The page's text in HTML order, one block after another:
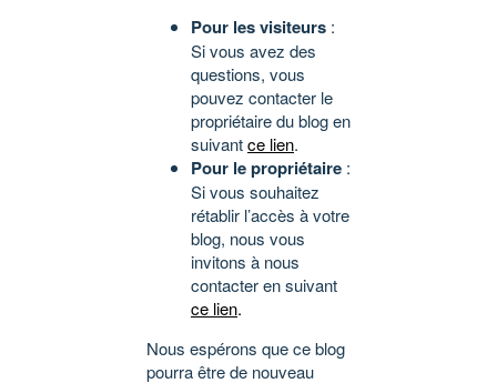
Pour les visiteurs :
Si vous avez des
questions, vous
pouvez contacter le
propriétaire du blog en
suivantce lien.
Pour le propriétaire :
Si vous souhaitez
rétablir l’accès à votre
blog, nous vous
invitons à nous
contacter en suivant
ce lien.
Nous espérons que ce blog
pourra être de nouveau